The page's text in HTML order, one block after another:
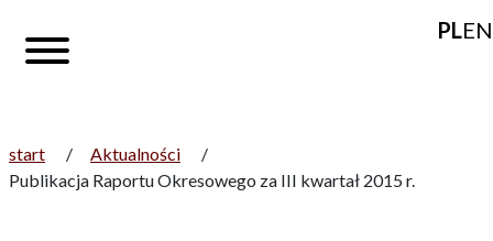
PLEN
start / Aktualności
/
Publikacja Raportu Okresowego za III kwartał 2015 r.